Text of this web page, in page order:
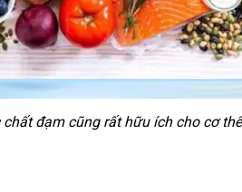
đạm cũng rất hữu ích cho cơ